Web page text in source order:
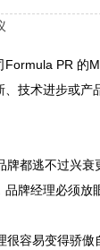
Formula PR 的
、技术进步或
牌都逃不过兴
牌经理必须放
很容易变得骄